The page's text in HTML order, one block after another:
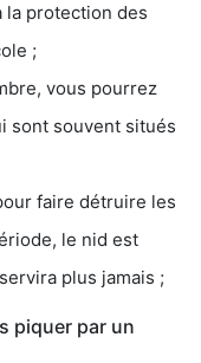
la protection des
;
vous pourrez
sont souvent situés
faire détruire les
le nid est
plus jamais ;
piquer par un